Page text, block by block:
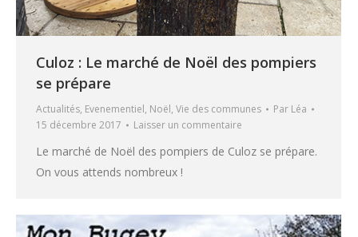
Culoz : Le marché de Noël des pompiers
se prépare
Actualités, Evenementiel, Noël, Vie des communes Par Léa
15 décembre 2017
Laisser un commentaire
Le marché de Noël des pompiers de Culoz se prépare.
On vous attends nombreux !